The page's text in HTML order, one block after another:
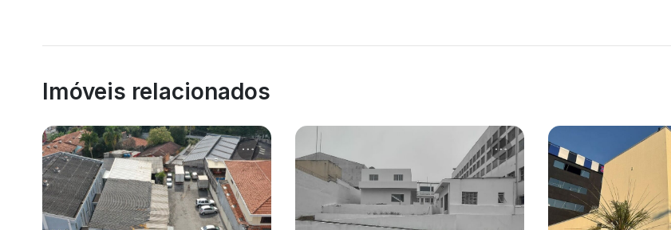
Imóveis relacionados